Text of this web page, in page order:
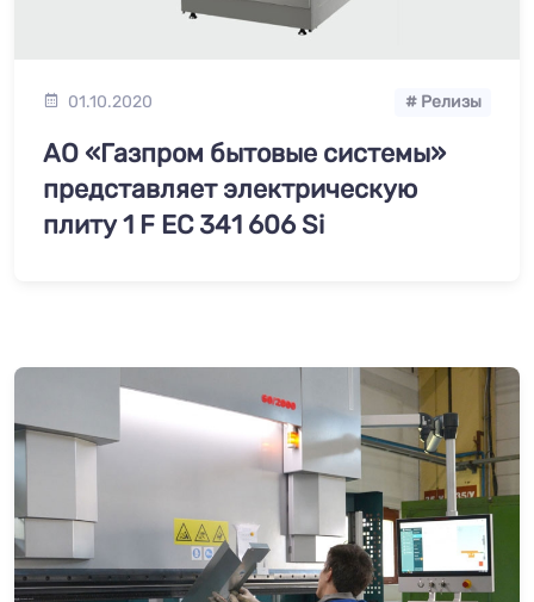
01.10.2020 # Релизы
АО «Газпром бытовые системы»
представляет электрическую
плиту 1 F EC 341 606 Si